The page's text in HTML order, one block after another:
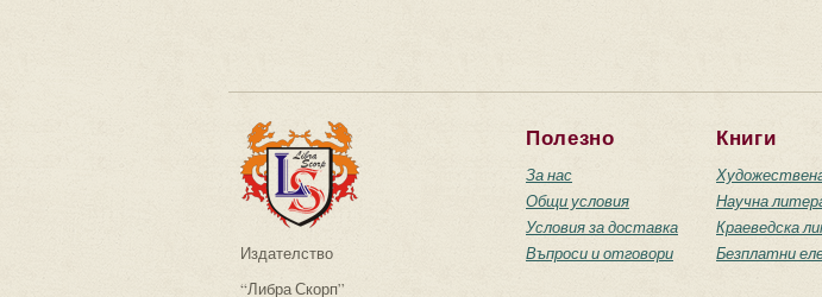
Издателство
“Либра Скорп”
Полезно
За нас
Общи условия
Условия за доставка
Въпроси и отговори
Книги
Научна
Краеведска
Безплатни